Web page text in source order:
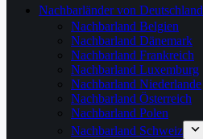
Nachbarländer von Deutschland
Nachbarland Belgien
Nachbarland Dänemark
Nachbarland Frankreich
Nachbarland Luxemburg
Nachbarland Niederlande
Nachbarland Österreich
Nachbarland Polen
Nachbarland Schweiz